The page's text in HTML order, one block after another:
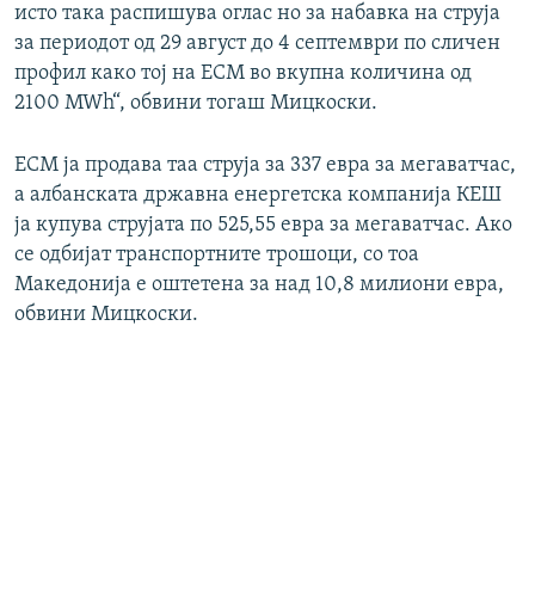
исто така распишува оглас но за набавка на струја
за периодот од 29 август до 4 септември по сличен
профил како тој на ЕСМ во вкупна количина од
2100 MWh“, обвини тогаш Мицкоски.
ЕСМ ја продава таа струја за 337 евра за мегаватчас,
а албанската државна енергетска компанија КЕШ
ја купува струјата по 525,55 евра за мегаватчас. Ако
се одбијат транспортните трошоци, со тоа
Македонија е оштетена за над 10,8 милиони евра,
обвини Мицкоски.